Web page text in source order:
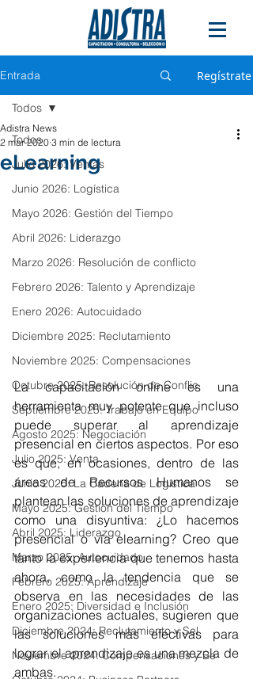
Entrada Regístrate
Todos
Julio 2026: Ventas
Junio 2026: Logística
Mayo 2026: Gestión del Tiempo
Abril 2026: Liderazgo
Marzo 2026: Resolución de conflicto
Febrero 2026: Talento y Aprendizaje
Enero 2026: Autocuidado
Diciembre 2025: Reclutamiento
Noviembre 2025: Compensaciones
Octubre 2025: Resolución de Conflic
Septiembre 2025: Trabajo en Equipo
Agosto 2025: Negociación
Julio 2025: Venta
Junio 2025: La Cadena de Logística
Mayo 2025: Gestión del Tiempo
Abril 2025: Liderazgo
Marzo 2025: Autocuidado
Febrero 2025: Aprendizaje
Enero 2025: Diversidad e Inclusión
Diciembre 2024: Reclutamiento y Sel
Noviembre 2024: Compensaciones y Be
Todos
eLearning
Adistra News
2 mar 2020 3 min de lectura
La capacitación online es una
herramienta muy potente que incluso
puede superar al aprendizaje
presencial en ciertos aspectos. Por eso
es que, en ocasiones, dentro de las
áreas de Recursos Humanos se
plantean las soluciones de aprendizaje
como una disyuntiva: ¿Lo hacemos
presencial o vía elearning? Creo que
tanto la experiencia que tenemos hasta
ahora, como la tendencia que se
observa en las necesidades de las
organizaciones actuales, sugieren que
las soluciones más efectivas para
lograr el aprendizaje es una mezcla de
ambas.